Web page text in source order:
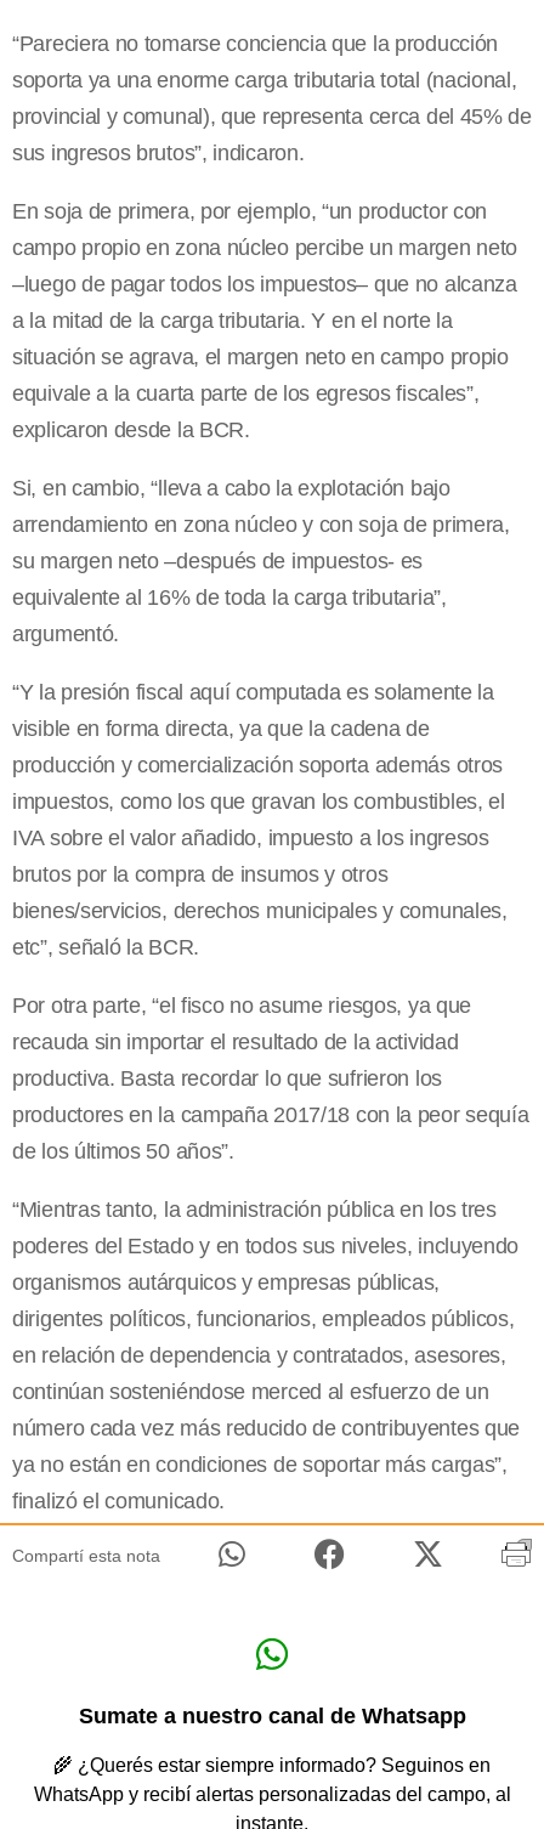
“Pareciera no tomarse conciencia que la producción
soporta ya una enorme carga tributaria total (nacional,
provincial y comunal), que representa cerca del 45% de
sus ingresos brutos”, indicaron.
En soja de primera, por ejemplo, “un productor con
campo propio en zona núcleo percibe un margen neto
–luego de pagar todos los impuestos– que no alcanza
a la mitad de la carga tributaria. Y en el norte la
situación se agrava, el margen neto en campo propio
equivale a la cuarta parte de los egresos fiscales”,
explicaron desde la BCR.
Si, en cambio, “lleva a cabo la explotación bajo
arrendamiento en zona núcleo y con soja de primera,
su margen neto –después de impuestos- es
equivalente al 16% de toda la carga tributaria”,
argumentó.
“Y la presión fiscal aquí computada es solamente la
visible en forma directa, ya que la cadena de
producción y comercialización soporta además otros
impuestos, como los que gravan los combustibles, el
IVA sobre el valor añadido, impuesto a los ingresos
brutos por la compra de insumos y otros
bienes/servicios, derechos municipales y comunales,
etc”, señaló la BCR.
Por otra parte, “el fisco no asume riesgos, ya que
recauda sin importar el resultado de la actividad
productiva. Basta recordar lo que sufrieron los
productores en la campaña 2017/18 con la peor sequía
de los últimos 50 años”.
“Mientras tanto, la administración pública en los tres
poderes del Estado y en todos sus niveles, incluyendo
organismos autárquicos y empresas públicas,
dirigentes políticos, funcionarios, empleados públicos,
en relación de dependencia y contratados, asesores,
continúan sosteniéndose merced al esfuerzo de un
número cada vez más reducido de contribuyentes que
ya no están en condiciones de soportar más cargas”,
finalizó el comunicado.
Compartí esta nota
Sumate a nuestro canal de Whatsapp
🌾 ¿Querés estar siempre informado? Seguinos en
WhatsApp y recibí alertas personalizadas del campo, al
instante.